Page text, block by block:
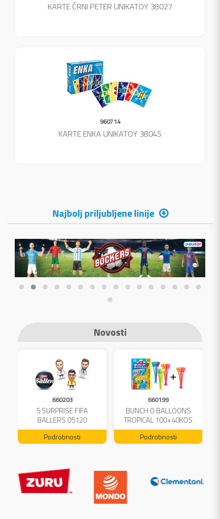
KARTE ČRNI PETER UNIKATOY 38027
960714
KARTE ENKA UNIKATOY 38045
Najbolj priljubljene linije
Novosti
660203
5 SURPRISE FIFA
BALLERS 05120
Podrobnosti
660199
BUNCH O BALLOONS
TROPICAL 100+40KOS
FREE 04199
Podrobnosti